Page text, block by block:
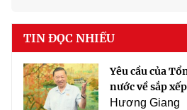
TIN ĐỌC NHIỀU
Yêu cầu của
nước về sắp
Hương Giang